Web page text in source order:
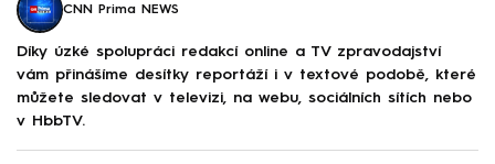
CNN Prima NEWS
Díky úzké spolupráci redakcí online a TV zpravodajství
vám přinášíme desítky reportáží i v textové podobě, které
můžete sledovat v televizi, na webu, sociálních sítích nebo
v HbbTV.